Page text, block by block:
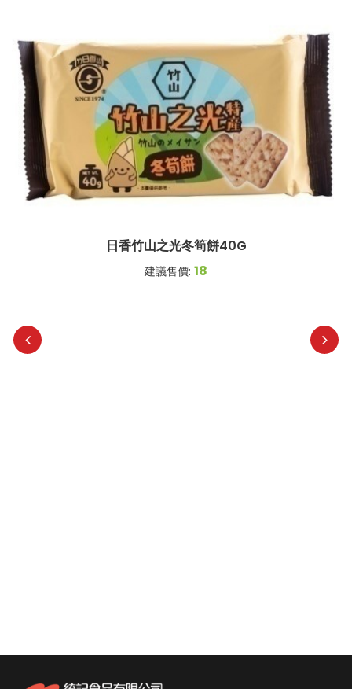
日香竹山之光冬筍餅40G
建議售價: 18